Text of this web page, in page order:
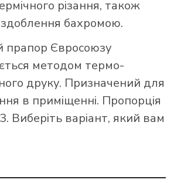
різання, також
бахромою.
прапор Євросоюзу
методом термо-
друку. Призначений для
в приміщенні. Пропорція
Виберіть варіант, який вам